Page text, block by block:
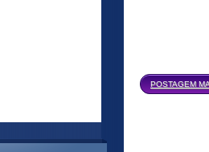
POSTAGEM